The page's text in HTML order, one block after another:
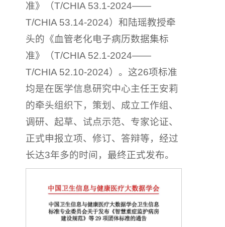
准》（T/CHIA 53.1-2024——
T/CHIA 53.14-2024）和陆瑶教授牵
头的《血管老化电子病历数据集标
准》（T/CHIA 52.1-2024——
T/CHIA 52.10-2024）。这26项标准
均是在医学信息研究中心主任王安莉
的牵头组织下，策划、成立工作组、
调研、起草、试点示范、专家论证、
正式申报立项、修订、答辩等，经过
长达3年多的时间，最终正式发布。